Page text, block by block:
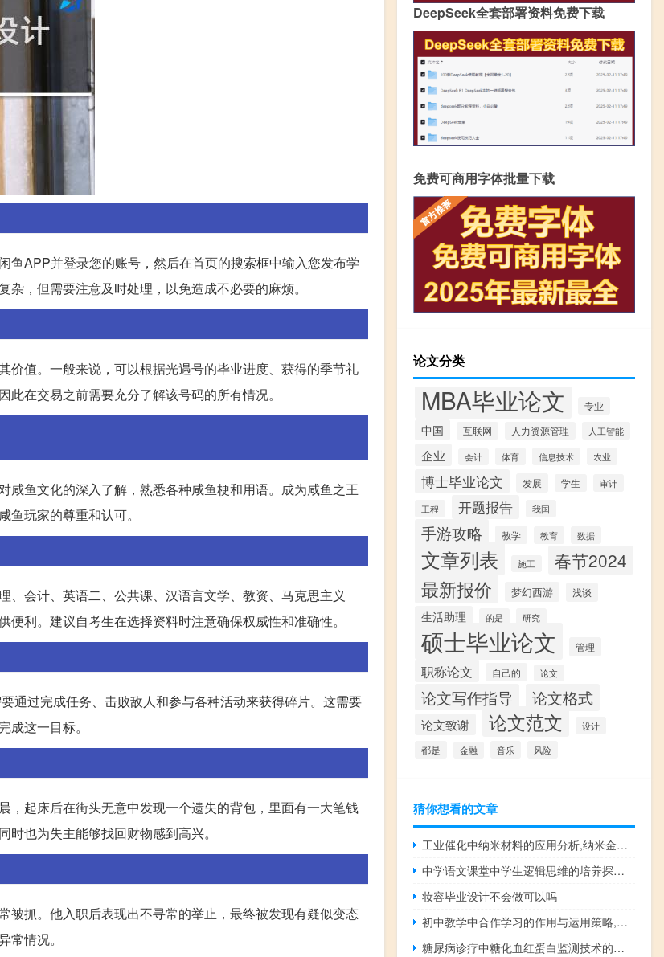
APP并登录您的账号，然后在首页的搜索框中输入您发布学
，但需要注意及时处理，以免造成不必要的麻烦。
价值。一般来说，可以根据光遇号的毕业进度、获得的季节礼
在交易之前需要充分了解该号码的所有情况。
鱼文化的深入了解，熟悉各种咸鱼梗和用语。成为咸鱼之王
玩家的尊重和认可。
会计、英语二、公共课、汉语言文学、教资、马克思主义
利。建议自考生在选择资料时注意确保权威性和准确性。
通过完成任务、击败敌人和参与各种活动来获得碎片。这需要
这一目标。
起床后在街头无意中发现一个遗失的背包，里面有一大笔钱
也为失主能够找回财物感到高兴。
抓。他入职后表现出不寻常的举止，最终被发现有疑似变态
情况。
DeepSeek全套部署资料免费下载
免费可商用字体批量下载
论文分类
MBA毕业论文 专业
中国 互联网 人力资源管理 人工智能
企业 会计 体育 信息技术 农业
博士毕业论文 发展 学生
审计
工程
开题报告 我国
手游攻略 教学 教育 数据
文章列表 施工 春节2024
最新报价 梦幻西游 浅谈
生活助理 的是 研究
硕士毕业论文 管理
职称论文 自己的 论文
论文写作指导 论文格式
论文致谢 论文范文
设计
都是
金融 音乐 风险
猜你想看的文章
工业催化中纳米材料的应用分析,纳米金溶液主要用于哪些领域？
中学语文课堂中学生逻辑思维的培养探析,语文教学中如何培养逻辑思维
妆容毕业设计不会做可以吗
初中教学中合作学习的作用与运用策略,课堂教学中如何实施小组合作学习策略
糖尿病诊疗中糖化血红蛋白监测技术的运用,检查糖化血红蛋白的意义是什么？